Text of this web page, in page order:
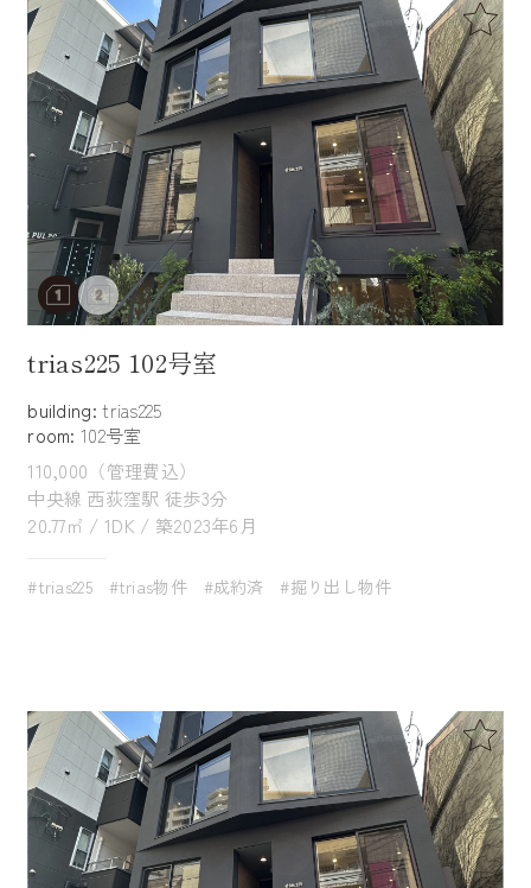
trias225 102号室
building: trias225
room: 102号室
110,000（管理費込）
中央線 西荻窪駅 徒歩3分
20.77㎡ / 1DK / 築2023年6月
#trias225 #trias物件 #成約済 #掘り出し物件